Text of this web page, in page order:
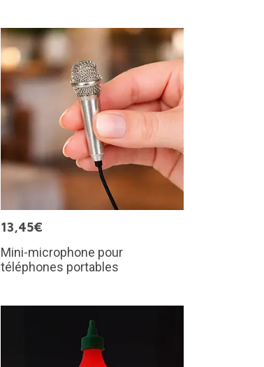
13,45€
Mini-microphone pour
téléphones portables